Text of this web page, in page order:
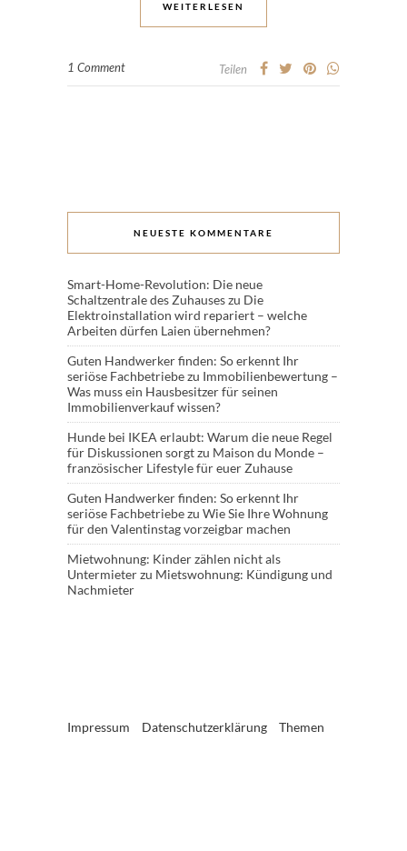
WEITERLESEN
1 Comment Teilen
NEUESTE KOMMENTARE
Smart-Home-Revolution: Die neue
Schaltzentrale des Zuhauseszu Die
Elektroinstallation wird repariert – welche
Arbeiten dürfen Laien übernehmen?
Guten Handwerker finden: So erkennt Ihr
seriöse Fachbetriebezu Immobilienbewertung –
Was muss ein Hausbesitzer für seinen
Immobilienverkauf wissen?
Hunde bei IKEA erlaubt: Warum die neue Regel
für Diskussionen sorgtzu Maison du Monde –
französischer Lifestyle für euer Zuhause
Guten Handwerker finden: So erkennt Ihr
seriöse Fachbetriebezu Wie Sie Ihre Wohnung
für den Valentinstag vorzeigbar machen
Mietwohnung: Kinder zählen nicht als
Untermieterzu Mietswohnung: Kündigung und
Nachmieter
Impressum Datenschutzerklärung Themen